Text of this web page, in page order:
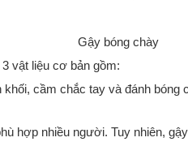
Gậy bóng chày
vật liệu cơ bản gồm:
cầm chắc tay và đánh bóng
hợp nhiều người. Tuy nhiên,